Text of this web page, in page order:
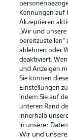
Rechtliche
Datenschutz
Broadcaster
Jobs
Partner
Liveticker
Kennungen auf
Akzeptieren
„Wir und
ablehnen oder
deaktiviert.
und Anzeigen
Sie können
Einstellungen
indem Sie auf
unteren Rand
innerhalb
in unserer
Wir und